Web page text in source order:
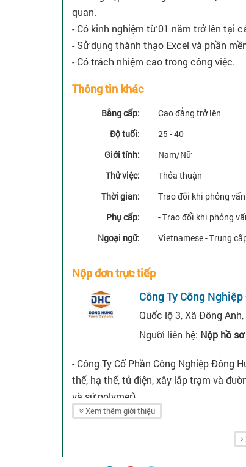
quan.
- Có kinh nghiệm từ 01 năm trở lên tại
- Sử dụng thành thạo Excel và phần
- Có trách nhiệm cao trong công việc.
Thông tin khác
Bằng cấp:
Cao đẳng trở lên
Độ tuổi:
25 - 40
Giới tính:
Nam/Nữ
Thử việc:
Thỏa thuận
Thời gian:
Trao đổi khi phỏng vấn
Phụ cấp:
- Trao đổi khi phỏng
Ngoại ngữ:
Vietnamese - Trung
Nộp đơn trực tiếp
Công Ty Công
Quốc lộ 3, Xã Đông Anh,
Người liên hệ: Nộp hồ
- Công Ty Cổ Phần Công Nghiệp Đông
thế, hạ thế, tủ điện, xây lắp trạm và
và sứ polymer).
Xem thêm giới thiệu